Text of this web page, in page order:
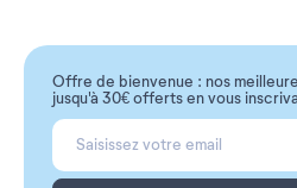
Offre de bienvenue : nos
jusqu'à 30€ offerts en vous